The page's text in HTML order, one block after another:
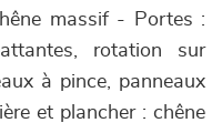
massif - Portes :
rotation sur
à pince, panneaux
et plancher : chêne